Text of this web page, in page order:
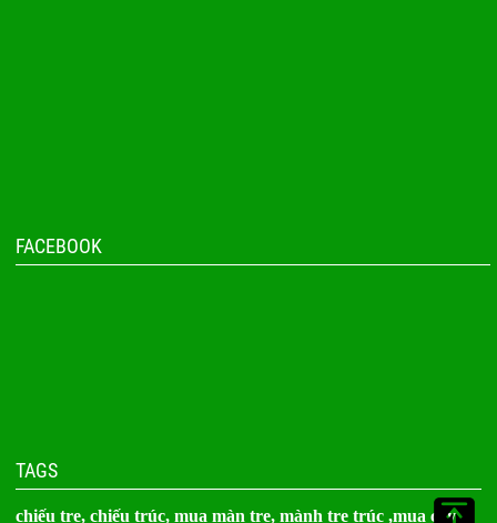
FACEBOOK
TAGS
chiếu tre,chiếu trúc, mua màn tre,mành tre trúc ,mua cây